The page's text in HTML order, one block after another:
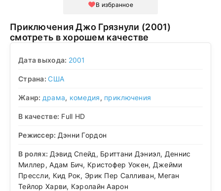
В избранное
Приключения Джо Грязнули (2001)
смотреть в хорошем качестве
Дата выхода: 2001
Страна:США
Жанр: драма, комедия, приключения
В качестве: Full HD
Режиссер: Дэнни Гордон
В ролях: Дэвид Спейд, Бриттани Дэниэл, Деннис
Миллер, Адам Бич, Кристофер Уокен, Джейми
Прессли, Кид Рок, Эрик Пер Салливан, Меган
Тейлор Харви, Кэролайн Аарон